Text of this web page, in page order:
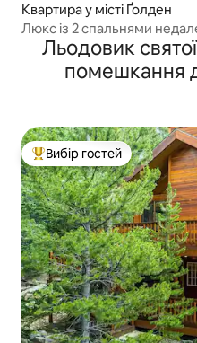
Квартира у місті Ґолден
Люкс із 2 спальнями
23-0024
Льодовик святої
помешкання
Топ вибір гостей
Вибір гостей